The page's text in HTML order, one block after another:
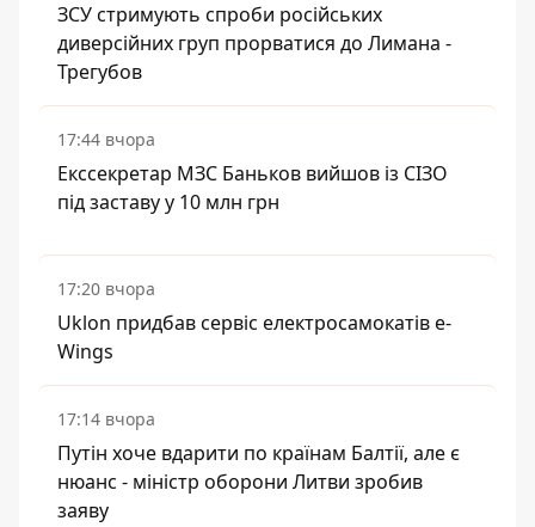
ЗСУ стримують спроби російських
диверсійних груп прорватися до Лимана -
Трегубов
17:44 вчора
Екссекретар МЗС Баньков вийшов із СІЗО
під заставу у 10 млн грн
17:20 вчора
Uklon придбав сервіс електросамокатів e-
Wings
17:14 вчора
Путін хоче вдарити по країнам Балтії, але є
нюанс - міністр оборони Литви зробив
заяву